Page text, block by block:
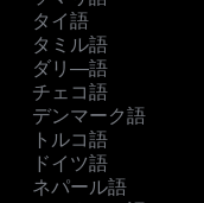
タイ語
タミル語
ダリ―語
チェコ語
デンマーク語
トルコ語
ドイツ語
ネパール語